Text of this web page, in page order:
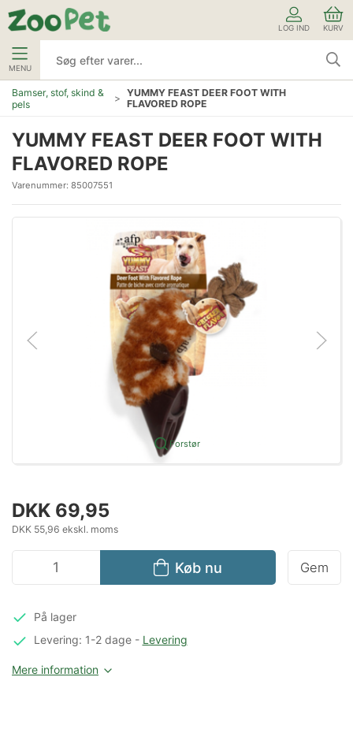
LOG IND KURV
MENU
Bamser, stof, skind &
pels
YUMMY FEAST DEER FOOT WITH
FLAVORED ROPE
YUMMY FEAST DEER FOOT WITH
FLAVORED ROPE
Varenummer: 85007551
Forstør
DKK 69,95
DKK 55,96 ekskl. moms
Køb nu Gem
På lager
Levering: 1-2 dage- Levering
Mere information